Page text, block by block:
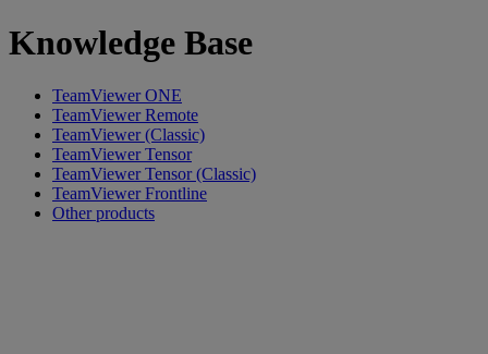
Knowledge Base
TeamViewer ONE
TeamViewer Remote
TeamViewer (Classic)
TeamViewer Tensor
TeamViewer Tensor (Classic)
TeamViewer Frontline
Other products